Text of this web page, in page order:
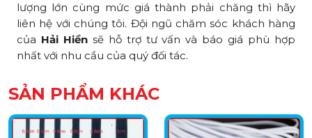
lượng lớn cùng mức giá thành phải chăng thì hãy
liên hệ với chúng tôi. Đội ngũ chăm sóc khách hàng
của Hải Hiềnsẽ hỗ trợ tư vấn và báo giá phù hợp
nhất với nhu cầu của quý đối tác.
SẢN PHẨM KHÁC